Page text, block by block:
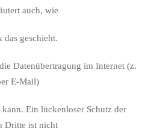
auch, wie
geschieht.
Datenübertragung im Internet (z.
E-Mail)
Ein lückenloser Schutz der
Dritte ist nicht